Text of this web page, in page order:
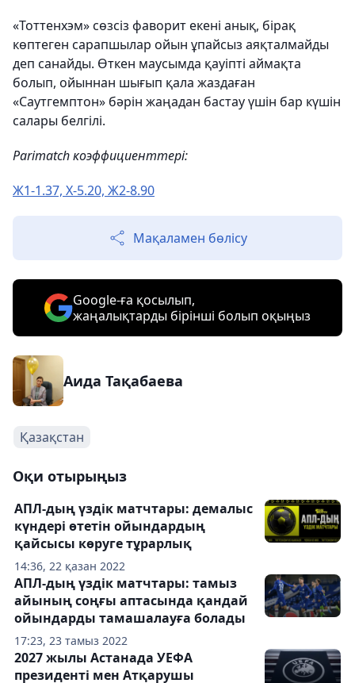
«Тоттенхэм» сөзсіз фаворит екені анық, бірақ
көптеген сарапшылар ойын ұпайсыз аяқталмайды
деп санайды. Өткен маусымда қауіпті аймақта
болып, ойыннан шығып қала жаздаған
«Саутгемптон» бәрін жаңадан бастау үшін бар күшін
салары белгілі.
Parimatch коэффициенттері:
Ж1-1.37, Х-5.20, Ж2-8.90
Мақаламен бөлісу
Google-ға қосылып,
жаңалықтарды бірінші болып оқыңыз
Аида Тақабаева
Қазақстан
Оқи отырыңыз
14:36, 22 қазан 2022
АПЛ-дың үздік матчтары: демалыс
күндері өтетін ойындардың
қайсысы көруге тұрарлық
17:23, 23 тамыз 2022
АПЛ-дың үздік матчтары: тамыз
айының соңғы аптасында қандай
ойындарды тамашалауға болады
2027 жылы Астанада УЕФА
президенті мен Атқарушы